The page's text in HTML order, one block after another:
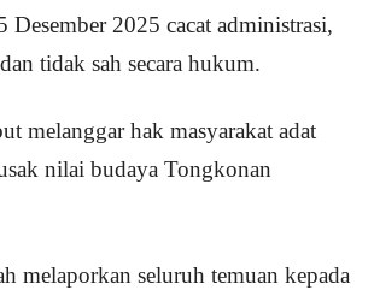
Desember 2025 cacat administrasi,
tidak sah secara hukum.
melanggar hak masyarakat adat
nilai budaya Tongkonan
melaporkan seluruh temuan kepada